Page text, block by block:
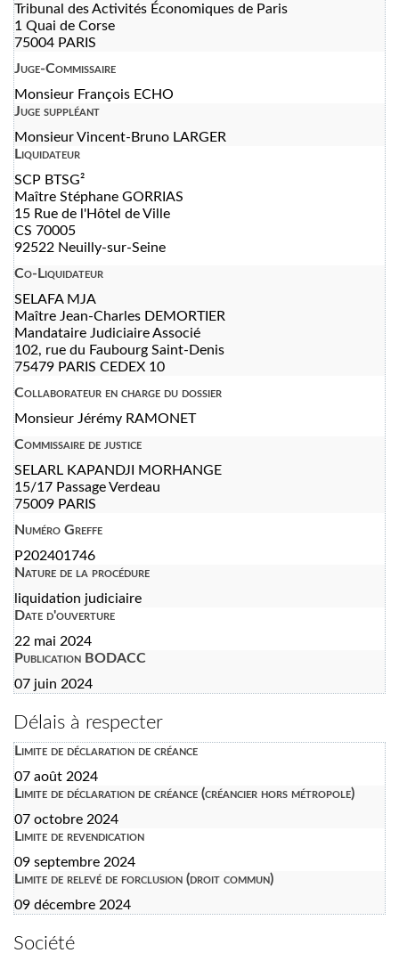
Tribunal des Activités Économiques de Paris
1 Quai de Corse
75004 PARIS
Juge-Commissaire
Monsieur François ECHO
Juge suppléant
Monsieur Vincent-Bruno LARGER
Liquidateur
SCP BTSG²
Maître Stéphane GORRIAS
15 Rue de l'Hôtel de Ville
CS 70005
92522 Neuilly-sur-Seine
Co-Liquidateur
SELAFA MJA
Maître Jean-Charles DEMORTIER
Mandataire Judiciaire Associé
102, rue du Faubourg Saint-Denis
75479 PARIS CEDEX 10
Collaborateur en charge du dossier
Monsieur Jérémy RAMONET
Commissaire de justice
SELARL KAPANDJI MORHANGE
15/17 Passage Verdeau
75009 PARIS
Numéro Greffe
P202401746
Nature de la procédure
liquidation judiciaire
Date d'ouverture
22 mai 2024
Publication BODACC
07 juin 2024
Délais à respecter
Limite de déclaration de créance
07 août 2024
Limite de déclaration de créance (créancier hors métropole)
07 octobre 2024
Limite de revendication
09 septembre 2024
Limite de relevé de forclusion (droit commun)
09 décembre 2024
Société